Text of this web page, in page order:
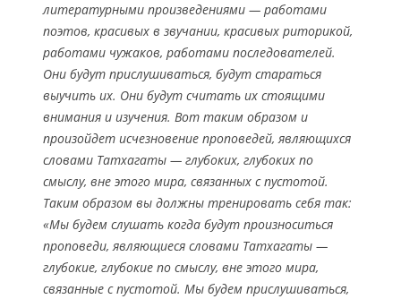
литературными произведениями — работами
поэтов, красивых в звучании, красивых риторикой,
работами чужаков, работами последователей.
Они будут прислушиваться, будут стараться
выучить их. Они будут считать их стоящими
внимания и изучения. Вот таким образом и
произойдет исчезновение проповедей, являющихся
словами Татхагаты — глубоких, глубоких по
смыслу, вне этого мира, связанных с пустотой.
Таким образом вы должны тренировать себя так:
«Мы будем слушать когда будут произноситься
проповеди, являющиеся словами Татхагаты —
глубокие, глубокие по смыслу, вне этого мира,
связанные с пустотой. Мы будем прислушиваться,